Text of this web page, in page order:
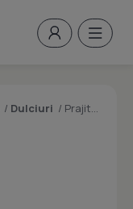
/ Dulciuri / Prajitura Albinita